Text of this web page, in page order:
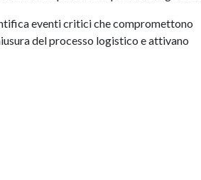
eventi critici che compromettono
del processo logistico e attivano